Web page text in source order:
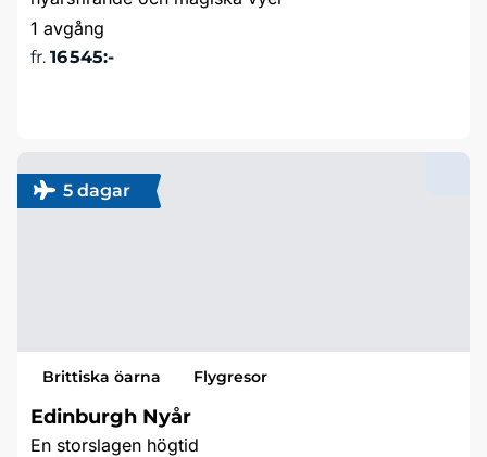
1 avgång
fr. 16 545:-
5 dagar
Brittiska öarna Flygresor
Edinburgh Nyår
En storslagen högtid